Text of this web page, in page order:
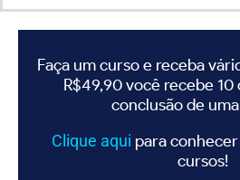
Faça um curso e receba
R$49,90 você recebe
conclusão de
Clique aqui para
cursos!